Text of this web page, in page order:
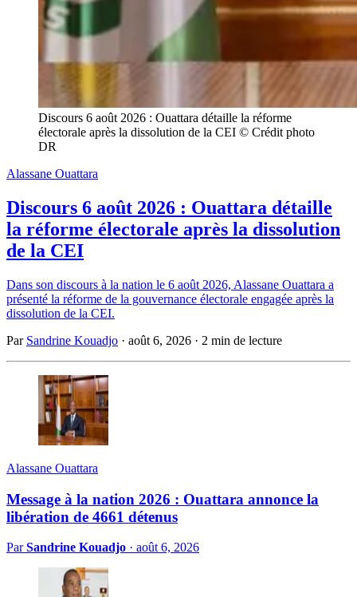
Discours 6 août 2026 : Ouattara détaille la réforme
électorale après la dissolution de la CEI © Crédit photo
DR
Alassane Ouattara
Discours 6 août 2026 : Ouattara détaille
la réforme électorale après la dissolution
de la CEI
Dans son discours à la nation le 6 août 2026, Alassane Ouattara a
présenté la réforme de la gouvernance électorale engagée après la
dissolution de la CEI.
Par Sandrine Kouadjo · août 6, 2026 · 2 min de lecture
Alassane Ouattara
Message à la nation 2026 : Ouattara annonce la
libération de 4661 détenus
ParSandrine Kouadjo · août 6, 2026